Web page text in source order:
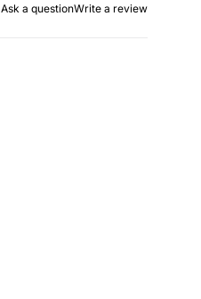
Ask a questionWrite a review